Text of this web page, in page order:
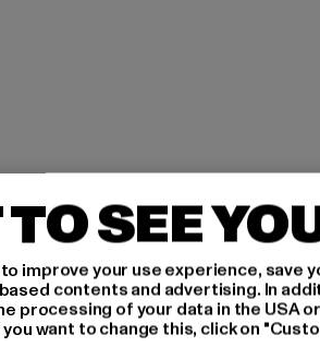
SEE
improve your use experience, save
contents and advertising. In
processing of your data in the USA
want to change this, click on